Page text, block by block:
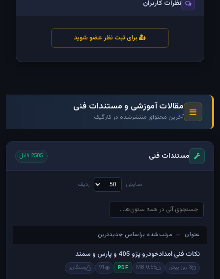
نظرات کاربران
برای ثبت نظر عضو شوید
مقالات آموزشی و مستندات فنی
آخرین محتوای منتشرشده در کارگیک
مستندات فنی 2505 فایل
نمایش ردیف
عنوان — مرتب‌شده براساس جدیدترین
عنوان — مرتب‌شده براساس جدیدترین
نکات فنی امدادخودرو پژو 405 و پارس و سمند
3 روز پیش 0.55 MB
PDF
91 رستگاری